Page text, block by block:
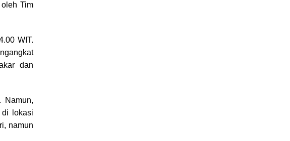
Tim
WIT.
dan
Namun,
lokasi
namun